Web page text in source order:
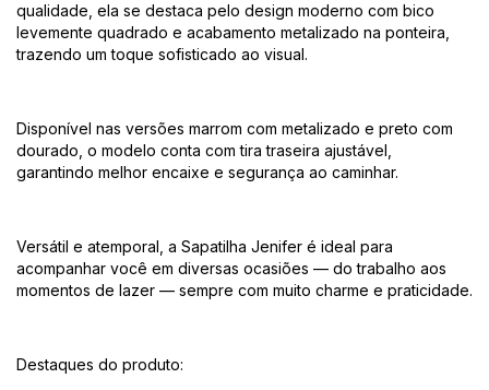
qualidade, ela se destaca pelo design moderno com bico
levemente quadrado e acabamento metalizado na ponteira,
trazendo um toque sofisticado ao visual.
Disponível nas versões marrom com metalizado e preto com
dourado, o modelo conta com tira traseira ajustável,
garantindo melhor encaixe e segurança ao caminhar.
Versátil e atemporal, a Sapatilha Jenifer é ideal para
acompanhar você em diversas ocasiões — do trabalho aos
momentos de lazer — sempre com muito charme e praticidade.
Destaques do produto: